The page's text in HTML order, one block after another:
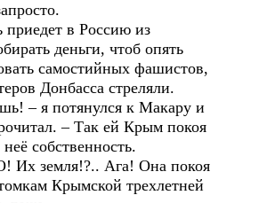
в Россию из
деньги, чтоб опять
самостийных фашистов,
Донбасса стреляли.
потянулся к Макару и
– Так ей Крым покоя
собственность.
Ага! Она покоя
Крымской трехлетней